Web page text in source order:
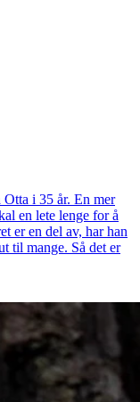
i 35 år. En mer
en lete lenge for å
er en del av, har han
til mange. Så det er